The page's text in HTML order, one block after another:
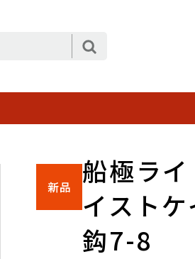
船極ラ
イスト
鈎7-8